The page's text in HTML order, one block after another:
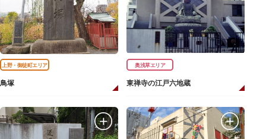
上野・御徒町エリア
鳥塚
奥浅草エリア
東禅寺の江戸六地蔵